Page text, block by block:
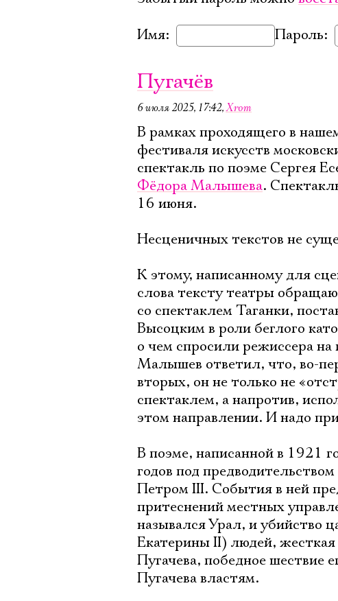
Имя: Пароль:
Пугачёв
6 июля 2025, 17:42,Xrom
В рамках проходящего в
фестиваля искусств
спектакль по поэме Сергея
Фёдора Малышева.
16 июня.
Несценичных текстов не
К этому, написанному для
слова тексту театры
со спектаклем Таганки,
Высоцким в роли беглого
о чем спросили режиссера
Малышев ответил, что, во-
вторых, он не только не
спектаклем, а напротив,
этом направлении. И надо
В поэме, написанной в 1921
годов под
Петром III. События в ней
притеснений местных
назывался Урал, и убийство
Екатерины II) людей, жесткая
Пугачева, победное шествие
Пугачева властям.